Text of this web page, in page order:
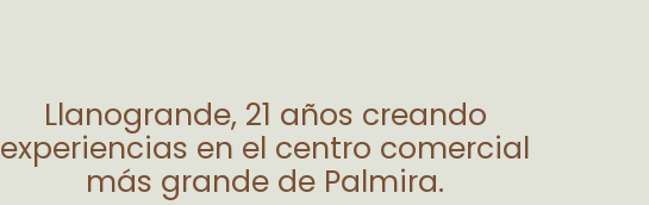
Llanogrande, 21 años creando
experiencias en el centro comercial
más grande de Palmira.